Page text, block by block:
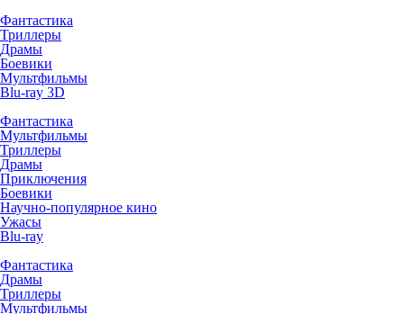
Фантастика
Триллеры
Драмы
Боевики
Мультфильмы
Blu-ray 3D
Фантастика
Мультфильмы
Триллеры
Драмы
Приключения
Боевики
Научно-популярное кино
Ужасы
Blu-ray
Фантастика
Драмы
Триллеры
Мультфильмы